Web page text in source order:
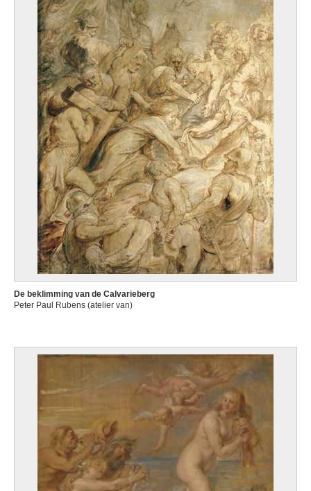
De beklimming van de Calvarieberg
Peter Paul Rubens (atelier van)